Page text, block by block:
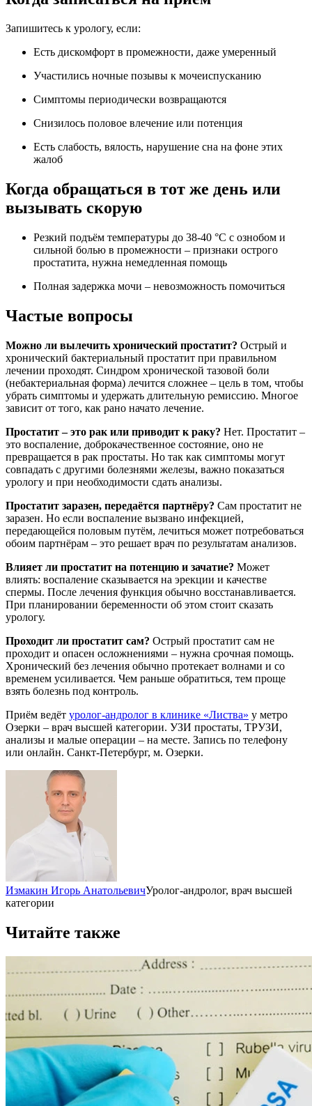
Запишитесь к урологу, если:
Есть дискомфорт в промежности, даже умеренный
Участились ночные позывы к мочеиспусканию
Симптомы периодически возвращаются
Снизилось половое влечение или потенция
Есть слабость, вялость, нарушение сна на фоне этих
жалоб
Когда обращаться в тот же день или
вызывать скорую
Резкий подъём температуры до 38-40 °С с ознобом и
сильной болью в промежности – признаки острого
простатита, нужна немедленная помощь
Полная задержка мочи – невозможность помочиться
Частые вопросы
Можно ли вылечить хронический простатит? Острый и
хронический бактериальный простатит при правильном
лечении проходят. Синдром хронической тазовой боли
(небактериальная форма) лечится сложнее – цель в том, чтобы
убрать симптомы и удержать длительную ремиссию. Многое
зависит от того, как рано начато лечение.
Простатит – это рак или приводит к раку? Нет. Простатит –
это воспаление, доброкачественное состояние, оно не
превращается в рак простаты. Но так как симптомы могут
совпадать с другими болезнями железы, важно показаться
урологу и при необходимости сдать анализы.
Простатит заразен, передаётся партнёру? Сам простатит не
заразен. Но если воспаление вызвано инфекцией,
передающейся половым путём, лечиться может потребоваться
обоим партнёрам – это решает врач по результатам анализов.
Влияет ли простатит на потенцию и зачатие? Может
влиять: воспаление сказывается на эрекции и качестве
спермы. После лечения функция обычно восстанавливается.
При планировании беременности об этом стоит сказать
урологу.
Проходит ли простатит сам? Острый простатит сам не
проходит и опасен осложнениями – нужна срочная помощь.
Хронический без лечения обычно протекает волнами и со
временем усиливается. Чем раньше обратиться, тем проще
взять болезнь под контроль.
Приём ведёт уролог-андролог в клинике «Листва» у метро
Озерки – врач высшей категории. УЗИ простаты, ТРУЗИ,
анализы и малые операции – на месте. Запись по телефону
или онлайн. Санкт-Петербург, м. Озерки.
Измакин Игорь АнатольевичУролог-андролог, врач высшей
категории
Читайте также